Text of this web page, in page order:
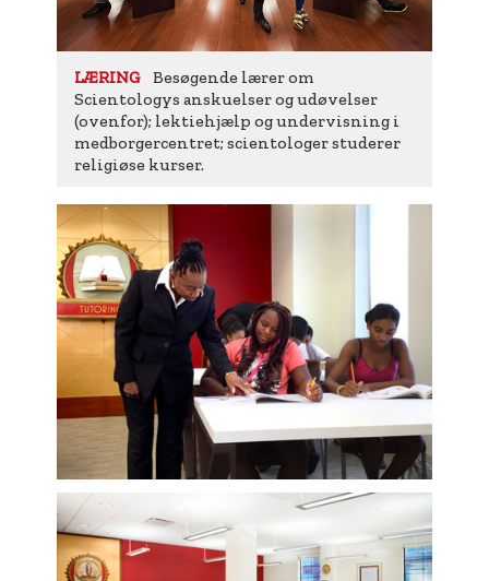
LÆRING
Besøgende lærer om
Scientologys anskuelser og udøvelser
(ovenfor); lektiehjælp og undervisning i
medborgercentret; scientologer studerer
religiøse kurser.